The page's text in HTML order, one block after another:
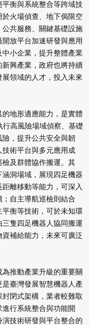
衡與系統整合等跨域技
火場偵查、地下侷限空
共服務、關鍵基礎設施
放平台加速研發與應用
小企業，提升整體產業
興產業，政府也將持續
領域的人才，投入未來
地形適應能力，是實體
高風險場域偵察、基礎
，提升公共安全與韌
術平台與多元應用成
及群體協作搬運。其
洞場域，展現四足機器
離移動等能力，可深入
自主導航巡檢則結合
衡等技術，可於未知環
隻四足機器人協同搬運
補給能力，未來可廣泛
推動產業升級的重要關
臺灣發展智慧機器人產
閉式架構，業者較難取
行系統整合與功能開
技術研發與平台整合的